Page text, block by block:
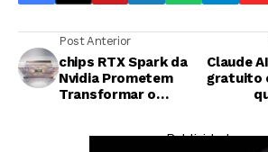
Post Anterior
chips RTX Spark da
Nvidia Prometem
Transformar o
Claude
gratuito
— Publicidade —